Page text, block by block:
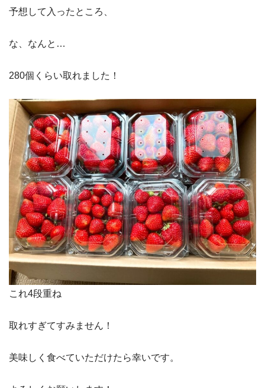
予想して入ったところ、
な、なんと…
280個くらい取れました！
これ4段重ね
取れすぎてすみません！
美味しく食べていただけたら幸いです。